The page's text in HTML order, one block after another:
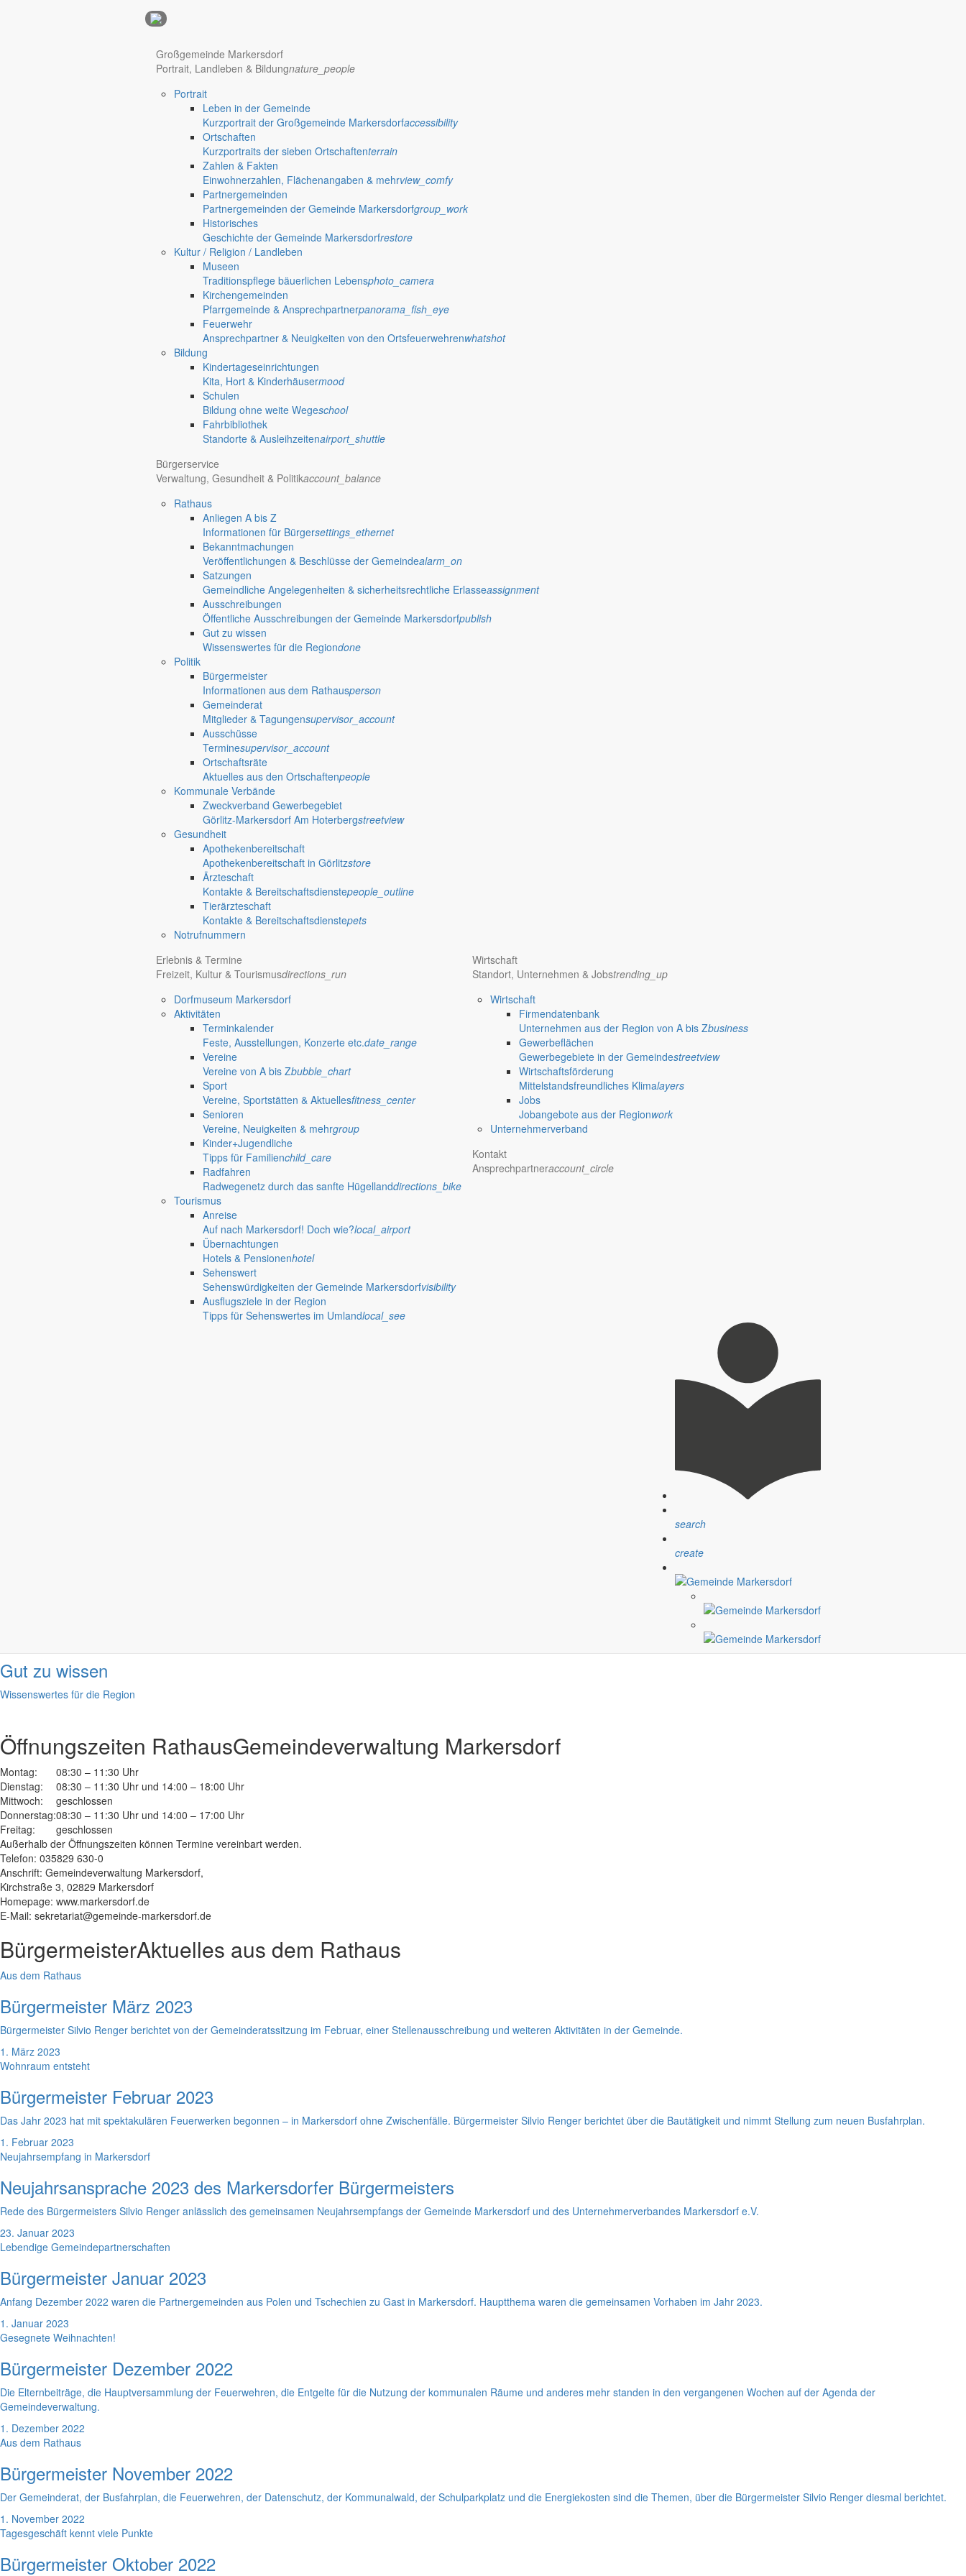
Regional werben auf markersdorf.de! anzeigen@gemeinde-markersdorf.de
Großgemeinde Markersdorf
Portrait, Landleben & Bildungnature_people
Portrait
Leben in der Gemeinde
Kurzportrait der Großgemeinde Markersdorfaccessibility
Ortschaften
Kurzportraits der sieben Ortschaftenterrain
Zahlen & Fakten
Einwohnerzahlen, Flächenangaben & mehrview_comfy
Partnergemeinden
Partnergemeinden der Gemeinde Markersdorfgroup_work
Historisches
Geschichte der Gemeinde Markersdorfrestore
Kultur / Religion / Landleben
Museen
Traditionspflege bäuerlichen Lebensphoto_camera
Kirchengemeinden
Pfarrgemeinde & Ansprechpartnerpanorama_fish_eye
Feuerwehr
Ansprechpartner & Neuigkeiten von den Ortsfeuerwehrenwhatshot
Bildung
Kindertageseinrichtungen
Kita, Hort & Kinderhäusermood
Schulen
Bildung ohne weite Wegeschool
Fahrbibliothek
Standorte & Ausleihzeitenairport_shuttle
Bürgerservice
Verwaltung, Gesundheit & Politikaccount_balance
Rathaus
Anliegen A bis Z
Informationen für Bürgersettings_ethernet
Bekanntmachungen
Veröffentlichungen & Beschlüsse der Gemeindealarm_on
Satzungen
Gemeindliche Angelegenheiten & sicherheitsrechtliche Erlasseassignment
Ausschreibungen
Öffentliche Ausschreibungen der Gemeinde Markersdorfpublish
Gut zu wissen
Wissenswertes für die Regiondone
Politik
Bürgermeister
Informationen aus dem Rathausperson
Gemeinderat
Mitglieder & Tagungensupervisor_account
Ausschüsse
Terminesupervisor_account
Ortschaftsräte
Aktuelles aus den Ortschaftenpeople
Kommunale Verbände
Zweckverband Gewerbegebiet
Görlitz-Markersdorf Am Hoterbergstreetview
Gesundheit
Apothekenbereitschaft
Apothekenbereitschaft in Görlitzstore
Ärzteschaft
Kontakte & Bereitschaftsdienstepeople_outline
Tierärzteschaft
Kontakte & Bereitschaftsdienstepets
Notrufnummern
Erlebnis & Termine
Freizeit, Kultur & Tourismusdirections_run
Dorfmuseum Markersdorf
Aktivitäten
Terminkalender
Feste, Ausstellungen, Konzerte etc.date_range
Vereine
Vereine von A bis Zbubble_chart
Sport
Vereine, Sportstätten & Aktuellesfitness_center
Senioren
Vereine, Neuigkeiten & mehrgroup
Kinder+Jugendliche
Tipps für Familienchild_care
Radfahren
Radwegenetz durch das sanfte Hügellanddirections_bike
Tourismus
Anreise
Auf nach Markersdorf! Doch wie?local_airport
Übernachtungen
Hotels & Pensionenhotel
Sehenswert
Sehenswürdigkeiten der Gemeinde Markersdorfvisibility
Ausflugsziele in der Region
Tipps für Sehenswertes im Umlandlocal_see
Wirtschaft
Standort, Unternehmen & Jobstrending_up
Wirtschaft
Firmendatenbank
Unternehmen aus der Region von A bis Zbusiness
Gewerbeflächen
Gewerbegebiete in der Gemeindestreetview
Wirtschaftsförderung
Mittelstandsfreundliches Klimalayers
Jobs
Jobangebote aus der Regionwork
Unternehmerverband
Kontakt
Ansprechpartneraccount_circle
search
create
Deutsch-Paulsdorf
Früher musste man wegen jeder Angelegenheit “uff de Gemeende”, heute stellt das Rathaus Markersdorf viele Informationen online bereit. Ansprechpartner, Öffnungszeiten und Informationen zu
Satzungen
Verfahrensvorschriften und Gebühren
Gut zu wissen
Wissenswertes für die Region
Öffnungszeiten RathausGemeindeverwaltung Markersdorf
Montag:
08:30 – 11:30 Uhr
Dienstag:
08:30 – 11:30 Uhr und 14:00 – 18:00 Uhr
Mittwoch:
geschlossen
Donnerstag:08:30 – 11:30 Uhr und 14:00 – 17:00 Uhr
Freitag:
geschlossen
Außerhalb der Öffnungszeiten können Termine vereinbart werden.
Telefon: 035829 630-0
Anschrift: Gemeindeverwaltung Markersdorf,
Kirchstraße 3, 02829 Markersdorf
Homepage: www.markersdorf.de
E-Mail: sekretariat@gemeinde-markersdorf.de
BürgermeisterAktuelles aus dem Rathaus
Aus dem Rathaus
Bürgermeister März 2023
Bürgermeister Silvio Renger berichtet von der Gemeinderatssitzung im Februar, einer Stellenausschreibung und weiteren Aktivitäten in der Gemeinde.
1. März 2023
Wohnraum entsteht
Bürgermeister Februar 2023
Das Jahr 2023 hat mit spektakulären Feuerwerken begonnen – in Markersdorf ohne Zwischenfälle. Bürgermeister Silvio Renger berichtet über die Bautätigkeit und nimmt Stellung zum neuen Busfahrplan.
1. Februar 2023
Neujahrsempfang in Markersdorf
Neujahrsansprache 2023 des Markersdorfer Bürgermeisters
Rede des Bürgermeisters Silvio Renger anlässlich des gemeinsamen Neujahrsempfangs der Gemeinde Markersdorf und des Unternehmerverbandes Markersdorf e.V.
23. Januar 2023
Lebendige Gemeindepartnerschaften
Bürgermeister Januar 2023
Anfang Dezember 2022 waren die Partnergemeinden aus Polen und Tschechien zu Gast in Markersdorf. Hauptthema waren die gemeinsamen Vorhaben im Jahr 2023.
1. Januar 2023
Gesegnete Weihnachten!
Bürgermeister Dezember 2022
Die Elternbeiträge, die Hauptversammlung der Feuerwehren, die Entgelte für die Nutzung der kommunalen Räume und anderes mehr standen in den vergangenen Wochen auf der Agenda der
Gemeindeverwaltung.
1. Dezember 2022
Aus dem Rathaus
Bürgermeister November 2022
Der Gemeinderat, der Busfahrplan, die Feuerwehren, der Datenschutz, der Kommunalwald, der Schulparkplatz und die Energiekosten sind die Themen, über die Bürgermeister Silvio Renger diesmal berichtet.
1. November 2022
Tagesgeschäft kennt viele Punkte
Bürgermeister Oktober 2022